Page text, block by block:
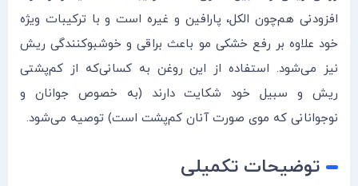
افزودنی هم‌چون الکل، پارافین و غیره است و با ترکیبات ویژه
خود علاوه بر رفع خشکی مو باعث براقی و خوشبوکنندگی ریش
نیز می‌شود. استفاده از این روغن به کسانی‌که از کم‌پشتی
ریش و سبیل خود شکایت دارند (به خصوص جوانان و
نوجوانانی که موی صورت آنان کم‌پشت است) توصیه می‌شود.
توضیحات تکمیلی